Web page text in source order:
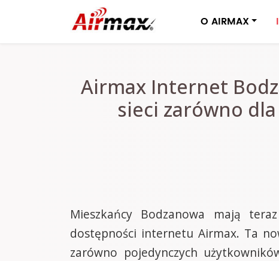
O AIRMAX
Airmax Internet
sieci zarówno
Mieszkańcy Bodzanowa mają
dostępności internetu Airmax. Ta
zarówno pojedynczych